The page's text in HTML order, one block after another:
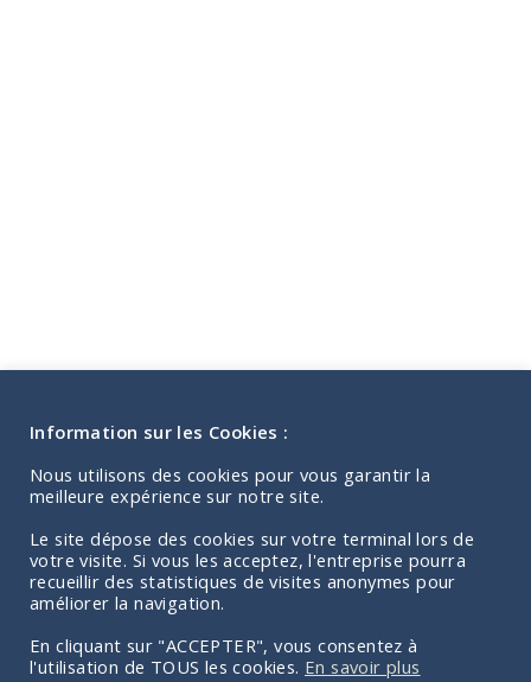
Information sur les Cookies :
Nous utilisons des cookies pour vous garantir la
meilleure expérience sur notre site.
Le site dépose des cookies sur votre terminal lors de
votre visite. Si vous les acceptez, l'entreprise pourra
recueillir des statistiques de visites anonymes pour
améliorer la navigation.
En cliquant sur "ACCEPTER", vous consentez à
l'utilisation de TOUS les cookies. En savoir plus